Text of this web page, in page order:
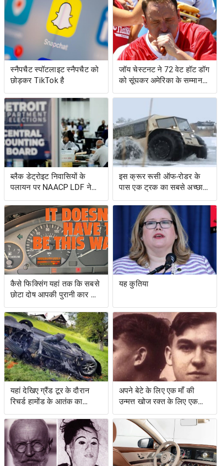
स्नैपचैट स्पॉटलाइट स्नैपचैट को
छोड़कर TikTok है
जॉय चेस्टनट ने 72 वेट हॉट डॉग
को सूंघकर अमेरिका के सम्मान
की रक्षा की
ब्लैक डेट्रोइट निवासियों के
पलायन पर NAACP LDF ने
मुकदमा किया, मिशिगन के वोट
सर्टिफिकेशन को रोकने के
प्रयासों के लिए वोटिंग अधिकार
अधिनियम का उल्लंघन
इस क्रूर रूसी ऑफ-रोडर के
पास एक ट्रक का सबसे अच्छा
और एक उभयचर टैंक का सबसे
अच्छा है
कैसे फिक्सिंग यहां तक ​​कि सबसे
छोटा दोष आपकी पुरानी कार को
नया जैसा महसूस करा सकता है
यह कुतिया
यहां देखिए ग्रैंड टूर के दौरान
रिचर्ड हामोंड के आतंक का
वीडियो
अपने बेटे के लिए एक माँ की
उन्मत्त खोज रक्त के लिए एक
स्वाद के साथ एक बचत किसान
के लिए नेतृत्व की